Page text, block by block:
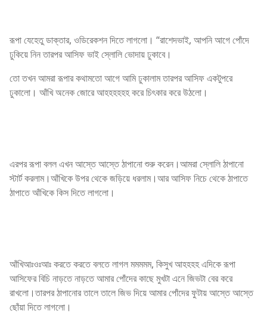
রূপা যেহেতু ডাক্তার, ওডিরেকশন দিতে লাগলো। “রাশেদভাই, আপনি আগে পোঁদে
ঢুকিয়ে নিন তারপর আসিফ ভাই স্লোলি ভোদায় ঢুকাবে।
তো তখন আমরা রূপার কথামতো আগে আমি ঢুকালাম তারপর আসিফ একটুপরে
ঢুকালো। আঁখি অনেক জোরে আহহহহহহ করে চিৎকার করে উঠলো।
এরপর রূপা বলল এখন আস্তে আস্তে ঠাপানো শুরু করেন।আমরা স্লোলি ঠাপানো
স্টার্ট করলাম।আঁখিকে উপর থেকে জড়িয়ে ধরলাম।আর আসিফ নিচে থেকে ঠাপাতে
ঠাপাতে আঁখিকে কিস দিতে লাগলো।
আঁখিআঃওঃআঃ করতে করতে বলতে লাগল মমমমম, কিসুখ আহহহহ এদিকে রূপা
আসিফের বিচি নাড়তে নাড়তে আমার পোঁদের কাছে মুখটা এনে জিভটা বের করে
রাখলো।তারপর ঠাপানোর তালে তালে জিভ দিয়ে আমার পোঁদের ফুটায় আস্তে আস্তে
ছোঁয়া দিতে লাগলো।